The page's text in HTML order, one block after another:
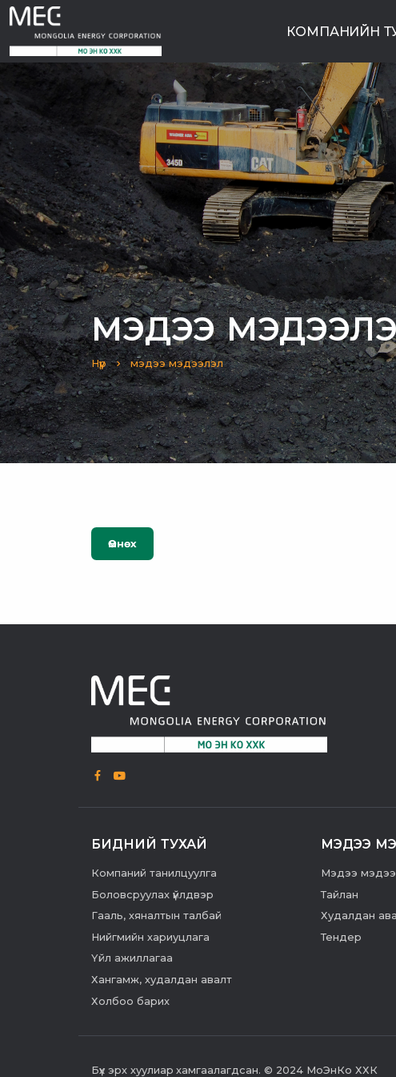
КОМПАНИЙН
МЭДЭЭ
Нүүр мэдээ мэдээлэл
Өмнөх
БИДНИЙ ТУХАЙ
Компаний танилцуулга
Боловсруулах үйлдвэр
Гааль, хяналтын талбай
Нийгмийн хариуцлага
Үйл ажиллагаа
Хангамж, худалдан авалт
Холбоо барих
МЭДЭЭ
Мэдээ
Тайлан
Худалдан
Тендер
Бүх эрх хуулиар хамгаалагдсан. © 2024 МоЭнКо ХХК